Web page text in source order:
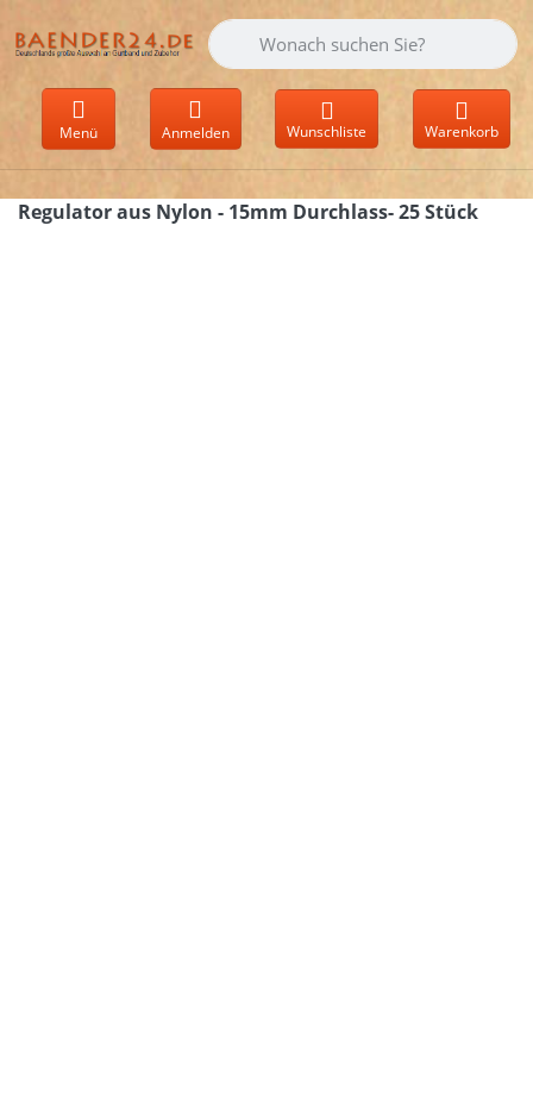
Geben Sie einen Suchbegriff ein.
Menü Anmelden Wunschliste Warenkorb
Regulator aus Nylon - 15mm Durchlass- 25 Stück